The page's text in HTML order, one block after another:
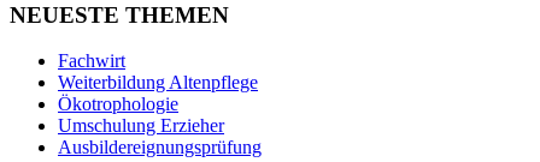
NEUESTE THEMEN
Fachwirt
Weiterbildung Altenpflege
Ökotrophologie
Umschulung Erzieher
Ausbildereignungsprüfung